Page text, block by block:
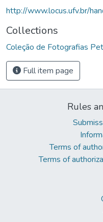
http://www.locus.ufv.br/
Collections
Coleção de Fotografias
Full item page
Rules
Terms of
Terms of